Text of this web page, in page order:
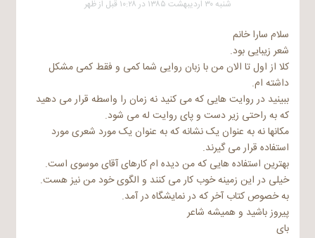
شنبه ۳۰ اردیبهشت ۱۳۸۵ در ۱۰:۲۸ قبل از ظهر
سلام سارا خانم
شعر زیبایی بود.
کلا از اول تا الان من با زبان روایی شما کمی و فقط کمی مشکل
داشته ام.
ببینید در روایت هایی که می کنید نه زمان را واسطه قرار می دهید
که به راحتی زیر دست و پای روایت له می شود.
مکانها نه به عنوان یک نشانه که به عنوان یک مورد شعری مورد
استفاده قرار می گیرند.
بهترین استفاده هایی که من دیده ام کارهای آقای موسوی است.
خیلی در این زمینه خوب کار می کنند و الگوی خود من نیز هست.
به خصوص کتاب آخر که در نمایشگاه در آمد.
پیروز باشید و همیشه شاعر
بای